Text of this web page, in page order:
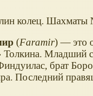
колец.
(Faramir) — это
Толкина. Младший
брат
Последний